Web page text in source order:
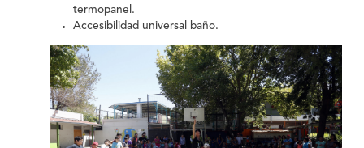
termopanel.
Accesibilidad universal baño.